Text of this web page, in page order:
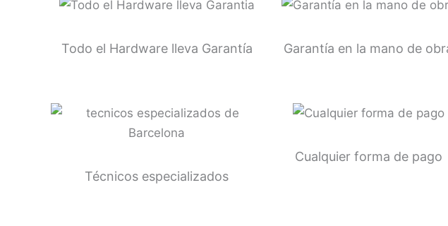
Todo el Hardware lleva Garantía Garantía en la mano de
Técnicos especializados
Cualquier forma de pago